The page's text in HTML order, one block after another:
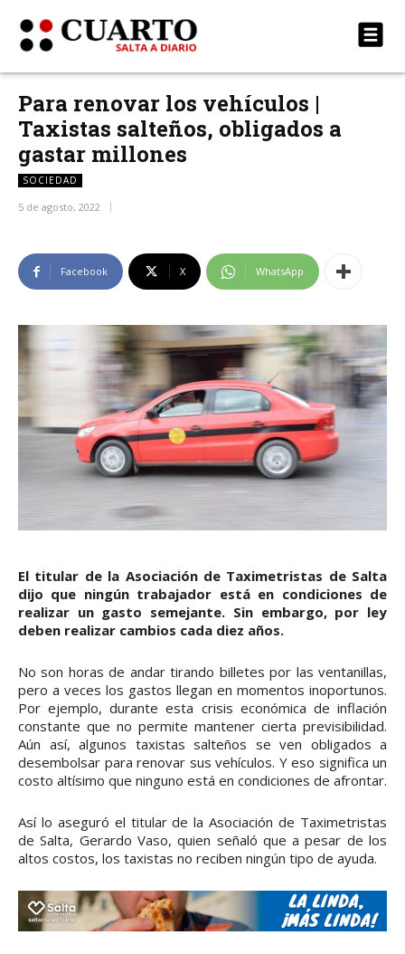
Para renovar los vehículos |
Taxistas salteños, obligados a
gastar millones
SOCIEDAD
5 de agosto, 2022
Facebook X WhatsApp
El titular de la Asociación de Taximetristas de Salta
dijo que ningún trabajador está en condiciones de
realizar un gasto semejante. Sin embargo, por ley
deben realizar cambios cada diez años.
No son horas de andar tirando billetes por las ventanillas,
pero a veces los gastos llegan en momentos inoportunos.
Por ejemplo, durante esta crisis económica de inflación
constante que no permite mantener cierta previsibilidad.
Aún así, algunos taxistas salteños se ven obligados a
desembolsar para renovar sus vehículos. Y eso significa un
costo altísimo que ninguno está en condiciones de afrontar.
Así lo aseguró el titular de la Asociación de Taximetristas
de Salta, Gerardo Vaso, quien señaló que a pesar de los
altos costos, los taxistas no reciben ningún tipo de ayuda.